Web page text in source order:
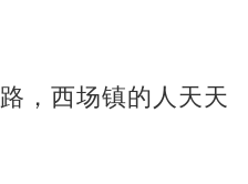
，西场镇的人天天